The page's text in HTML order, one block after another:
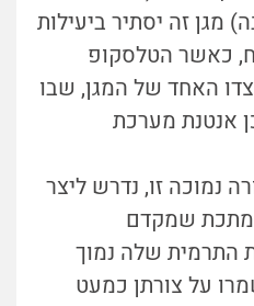
מגן זה יסתיר ביעילות
כאשר הטלסקופ
האחד של המגן, שבו
אנטנת מערכת
נמוכה זו, נדרש ליצר
מתכת שמקדם
התרמית שלה נמוך
על צורתן כמעט